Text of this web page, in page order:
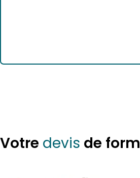
Votre devis de